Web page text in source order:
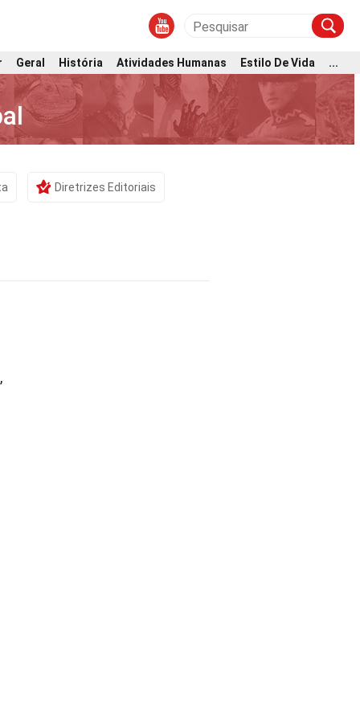
Geral História Atividades Humanas Estilo De Vida ...
Diretrizes Editoriais